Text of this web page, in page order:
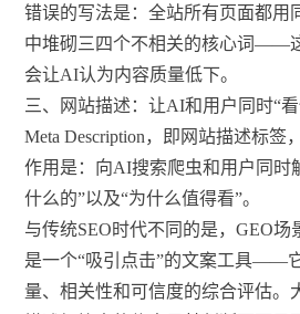
错误的写法是：全站所有页面都用
中堆砌三四个不相关的核心词——
会让AI认为内容质量低下。
三、网站描述：让AI和用户同时“
Meta Description，即网站描述标签
作用是：向AI搜索爬虫和用户同时
什么的”以及“为什么值得看”。
与传统SEO时代不同的是，GEO场
是一个“吸引点击”的文案工具——
量、相关性和可信度的综合评估。